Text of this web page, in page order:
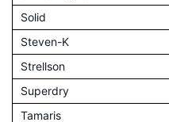
Solid
Steven-K
Strellson
Superdry
Tamaris